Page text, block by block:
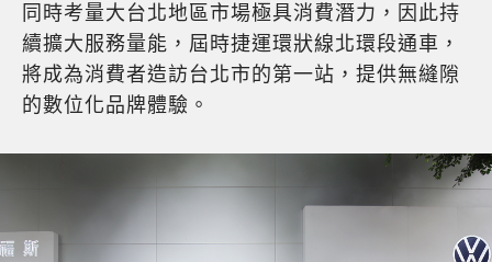
同時考量大台北地區市場極具消費潛力，因此持
續擴大服務量能，屆時捷運環狀線北環段通車，
將成為消費者造訪台北市的第一站，提供無縫隙
的數位化品牌體驗。